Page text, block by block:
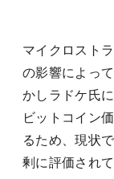
マイクロスト
の影響によっ
かしラドケ氏
ビットコイン
るため、現状
剰に評価され